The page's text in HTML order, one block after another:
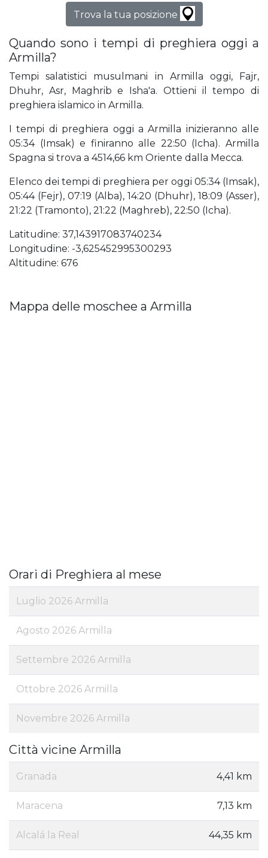
Trova la tua posizione
Quando sono i tempi di preghiera oggi a
Armilla?
Tempi salatistici musulmani in Armilla oggi, Fajr,
Dhuhr, Asr, Maghrib e Isha'a. Ottieni il tempo di
preghiera islamico in Armilla.
I tempi di preghiera oggi a Armilla inizieranno alle
05:34 (Imsak) e finiranno alle 22:50 (Icha). Armilla
Spagna si trova a 4514,66 km Oriente dalla Mecca.
Elenco dei tempi di preghiera per oggi 05:34 (Imsak),
05:44 (Fejr), 07:19 (Alba), 14:20 (Dhuhr), 18:09 (Asser),
21:22 (Tramonto), 21:22 (Maghreb), 22:50 (Icha).
Latitudine: 37,143917083740234
Longitudine: -3,625452995300293
Altitudine: 676
Mappa delle moschee a Armilla
Orari di Preghiera al mese
Luglio 2026 Armilla
Agosto 2026 Armilla
Settembre 2026 Armilla
Ottobre 2026 Armilla
Novembre 2026 Armilla
Città vicine Armilla
Granada 4,41 km
Maracena 7,13 km
Alcalá la Real 44,35 km